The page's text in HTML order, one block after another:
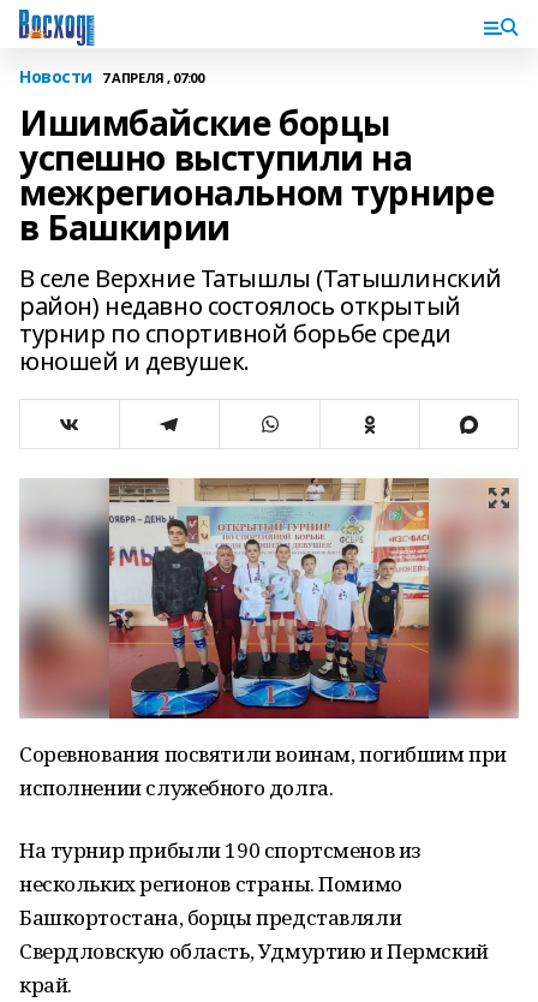
Новости 7 АПРЕЛЯ , 07:00
Ишимбайские борцы
успешно выступили на
межрегиональном турнире
в Башкирии
В селе Верхние Татышлы (Татышлинский
район) недавно состоялось открытый
турнир по спортивной борьбе среди
юношей и девушек.
Соревнования посвятили воинам, погибшим при
исполнении служебного долга.
На турнир прибыли 190 спортсменов из
нескольких регионов страны. Помимо
Башкортостана, борцы представляли
Свердловскую область, Удмуртию и Пермский
край.